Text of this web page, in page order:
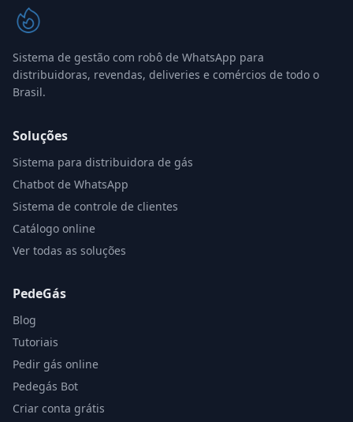
Sistema de gestão com robô de WhatsApp para
distribuidoras, revendas, deliveries e comércios de todo o
Brasil.
Soluções
Sistema para distribuidora de gás
Chatbot de WhatsApp
Sistema de controle de clientes
Catálogo online
Ver todas as soluções
PedeGás
Blog
Tutoriais
Pedir gás online
Pedegás Bot
Criar conta grátis